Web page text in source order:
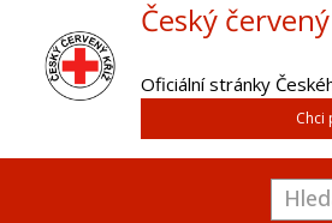
Český
Oficiální stránky
Chci